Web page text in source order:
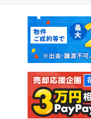
新築マンション
新築一戸建て
注文住宅
売却査定
マンションカタログ